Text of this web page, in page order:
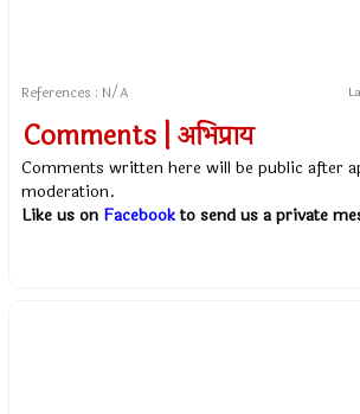
References : N/A
Comments | अभिप्राय
Comments written here will be public after
moderation.
Like us on Facebookto send us a private